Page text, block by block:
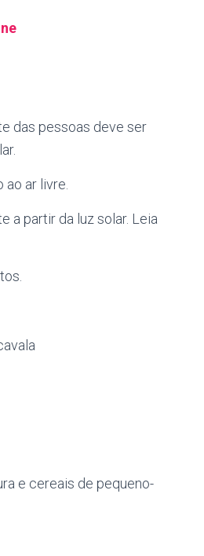
das pessoas deve ser
ar livre.
a partir da luz solar. Leia
e cereais de pequeno-